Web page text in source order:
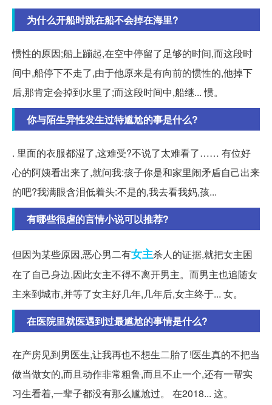
为什么开船时跳在船不会掉在海里?
惯性的原因;船上蹦起,在空中停留了足够的时间,而这段时
间中,船停下不走了,由于他原来是有向前的惯性的,他掉下
后,那肯定会掉到水里了;而这段时间中,船继... 惯。
你与陌生异性发生过特尴尬的事是什么?
. 里面的衣服都湿了,这难受?不说了太难看了…… 有位好
心的阿姨看出来了,就问我:孩子你是和家里闹矛盾自己出来
的吧?我满眼含泪低着头:不是的,我去看我妈,孩...
有哪些很虐的言情小说可以推荐?
但因为某些原因,恶心男二有女主杀人的证据,就把女主困
在了自己身边,因此女主不得不离开男主。而男主也追随女
主来到城市,并等了女主好几年,几年后,女主终于... 女。
在医院里就医遇到过最尴尬的事情是什么?
在产房见到男医生,让我再也不想生二胎了!医生真的不把当
做当做女的,而且动作非常粗鲁,而且不止一个,还有一帮实
习生看着,一辈子都没有那么尴尬过。 在2018... 这。